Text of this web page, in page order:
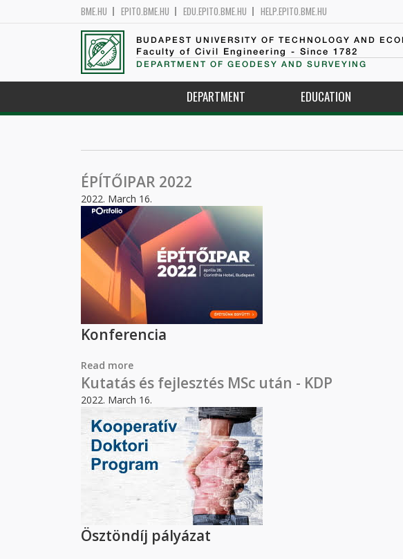
BME.HU EPITO.BME.HU EDU.EPITO.BME.HU HELP.EPITO.BME.HU
BUDAPEST UNIVERSITY OF TECHNOLOGY AND
Faculty of Civil Engineering - Since 1782
DEPARTMENT OF GEODESY AND SURVEYING
DEPARTMENT EDUCATION
ÉPÍTŐIPAR 2022
2022. March 16.
Konferencia
Read more
Kutatás és fejlesztés MSc után - KDP
2022. March 16.
Ösztöndíj pályázat